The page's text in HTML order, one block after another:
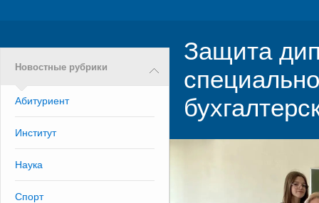
Новостные рубрики
Абитуриент
Институт
Наука
Спорт
Защита